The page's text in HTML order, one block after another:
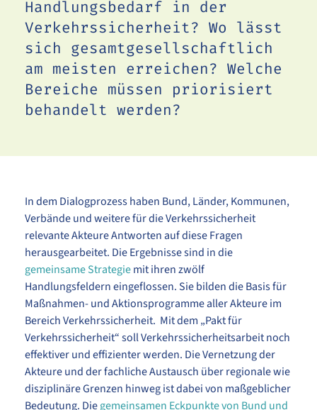
Handlungsbedarf in der
Verkehrssicherheit? Wo lässt
sich gesamtgesellschaftlich
am meisten erreichen? Welche
Bereiche müssen priorisiert
behandelt werden?
In dem Dialogprozess haben Bund, Länder, Kommunen,
Verbände und weitere für die Verkehrssicherheit
relevante Akteure Antworten auf diese Fragen
herausgearbeitet. Die Ergebnisse sind in die
gemeinsame Strategiemit ihren zwölf
Handlungsfeldern eingeflossen. Sie bilden die Basis für
Maßnahmen- und Aktionsprogramme aller Akteure im
Bereich Verkehrssicherheit. Mit dem „Pakt für
Verkehrssicherheit“ soll Verkehrssicherheitsarbeit noch
effektiver und effizienter werden. Die Vernetzung der
Akteure und der fachliche Austausch über regionale wie
disziplinäre Grenzen hinweg ist dabei von maßgeblicher
Bedeutung. Diegemeinsamen Eckpunkte von Bund und